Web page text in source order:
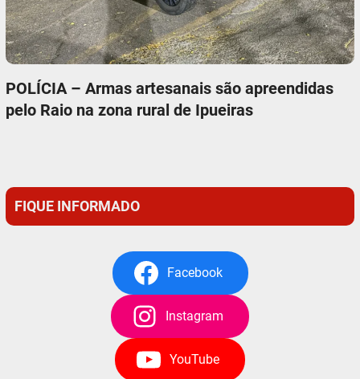
POLÍCIA – Armas artesanais são apreendidas
pelo Raio na zona rural de Ipueiras
FIQUE INFORMADO
Facebook
Instagram
YouTube